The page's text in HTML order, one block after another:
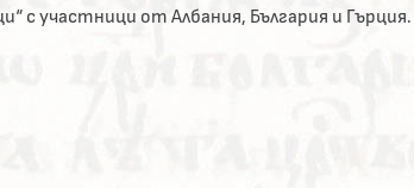
с участници от Албания, България и Гърция.